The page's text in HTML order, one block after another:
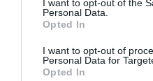
I want to opt-out of the
Personal Data.
Opted In
I want to opt-out of
Personal Data for
Opted In
όλη την Ελλάδα